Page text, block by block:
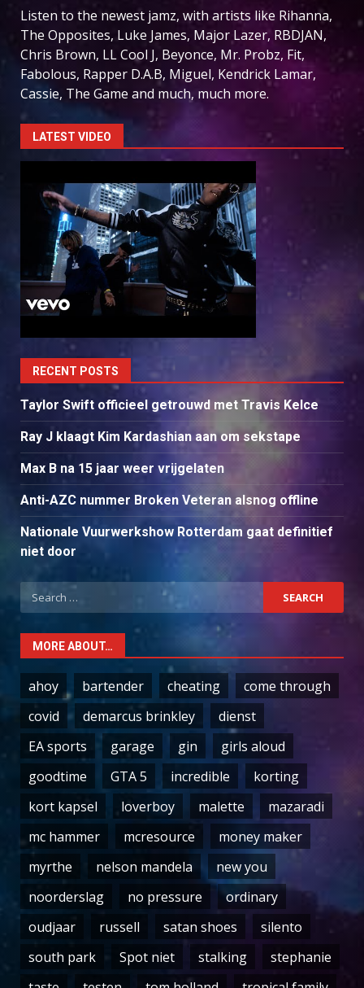
Listen to the newest jamz, with artists like Rihanna,
The Opposites, Luke James, Major Lazer, RBDJAN,
Chris Brown, LL Cool J, Beyonce, Mr. Probz, Fit,
Fabolous, Rapper D.A.B, Miguel, Kendrick Lamar,
Cassie, The Game and much, much more.
LATEST VIDEO
RECENT POSTS
Taylor Swift officieel getrouwd met Travis Kelce
Ray J klaagt Kim Kardashian aan om sekstape
Max B na 15 jaar weer vrijgelaten
Anti-AZC nummer Broken Veteran alsnog offline
Nationale Vuurwerkshow Rotterdam gaat definitief
niet door
Search
for:
MORE ABOUT…
ahoy bartender cheating
come through
covid
demarcus brinkley
dienst
EA sports
garage gin
girls aloud
goodtime
GTA 5 incredible
korting
kort kapsel
loverboy malette
mazaradi
mc hammer
mcresource
money maker
myrthe
nelson mandela
new you
noorderslag
no pressure
ordinary
oudjaar
russell satan shoes
silento
south park
Spot niet stalking
stephanie